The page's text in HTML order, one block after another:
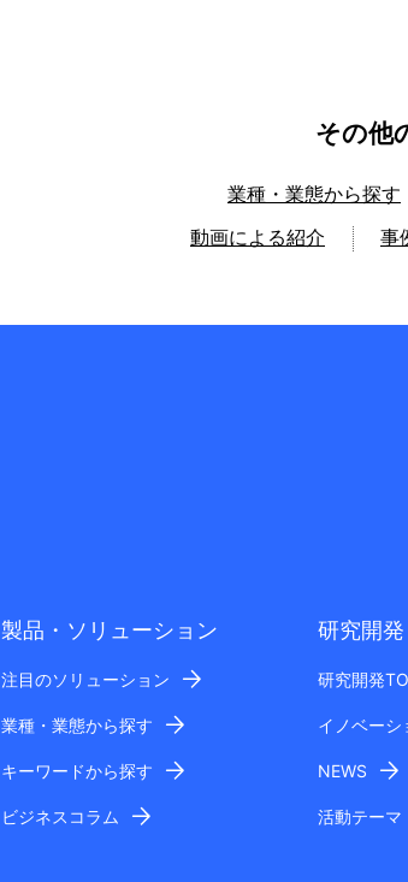
その他
業種・業態から探す
動画による紹介
事
製品・ソリューション
注目のソリューション
業種・業態から探す
キーワードから探す
ビジネスコラム
研究開発
研究開発
イノベーシ
NEWS
活動テーマ